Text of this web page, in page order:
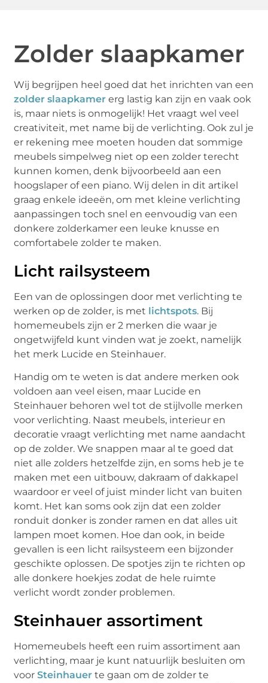
Zolder slaapkamer
Wij begrijpen heel goed dat het inrichten van een
zolder slaapkamer erg lastig kan zijn en vaak ook
is, maar niets is onmogelijk! Het vraagt wel veel
creativiteit, met name bij de verlichting. Ook zul je
er rekening mee moeten houden dat sommige
meubels simpelweg niet op een zolder terecht
kunnen komen, denk bijvoorbeeld aan een
hoogslaper of een piano. Wij delen in dit artikel
graag enkele ideeën, om met kleine verlichting
aanpassingen toch snel en eenvoudig van een
donkere zolderkamer een leuke knusse en
comfortabele zolder te maken.
Licht railsysteem
Een van de oplossingen door met verlichting te
werken op de zolder, is met lichtspots. Bij
homemeubels zijn er 2 merken die waar je
ongetwijfeld kunt vinden wat je zoekt, namelijk
het merk Lucide en Steinhauer.
Handig om te weten is dat andere merken ook
voldoen aan veel eisen, maar Lucide en
Steinhauer behoren wel tot de stijlvolle merken
voor verlichting. Naast meubels, interieur en
decoratie vraagt verlichting met name aandacht
op de zolder. We snappen maar al te goed dat
niet alle zolders hetzelfde zijn, en soms heb je te
maken met een uitbouw, dakraam of dakkapel
waardoor er veel of juist minder licht van buiten
komt. Het kan soms ook zijn dat een zolder
ronduit donker is zonder ramen en dat alles uit
lampen moet komen. Hoe dan ook, in beide
gevallen is een licht railsysteem een bijzonder
geschikte oplossen. De spotjes zijn te richten op
alle donkere hoekjes zodat de hele ruimte
verlicht wordt zonder problemen.
Steinhauer assortiment
Homemeubels heeft een ruim assortiment aan
verlichting, maar je kunt natuurlijk besluiten om
voorSteinhauer te gaan om de zolder te